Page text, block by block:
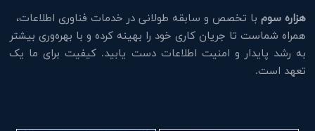
هزاره سوم با تخصص و سابقه طولانی در خدمات فناوری اطلاعات،
همراه شماست تا جریان کاری خود را بهینه کرده و با بهره‌وری بیشتر
به رشد پایدار و امنیت اطلاعات دست یابید. کیفیت برای ما یک
تعهد است.